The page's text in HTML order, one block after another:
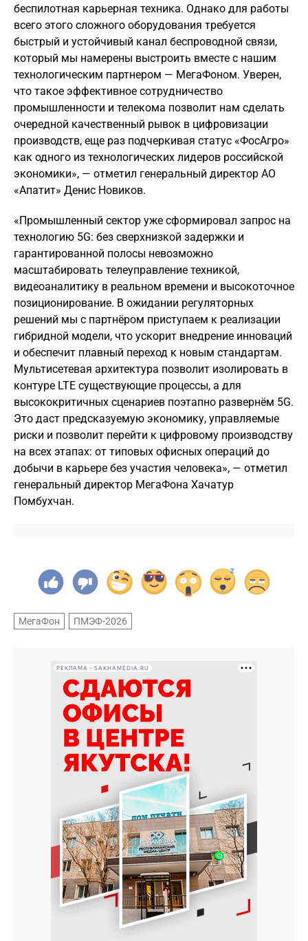
беспилотная карьерная техника. Однако для работы
всего этого сложного оборудования требуется
быстрый и устойчивый канал беспроводной связи,
который мы намерены выстроить вместе с нашим
технологическим партнером — МегаФоном. Уверен,
что такое эффективное сотрудничество
промышленности и телекома позволит нам сделать
очередной качественный рывок в цифровизации
производств, еще раз подчеркивая статус «ФосАгро»
как одного из технологических лидеров российской
экономики», — отметил генеральный директор АО
«Апатит» Денис Новиков.
«Промышленный сектор уже сформировал запрос на
технологию 5G: без сверхнизкой задержки и
гарантированной полосы невозможно
масштабировать телеуправление техникой,
видеоаналитику в реальном времени и высокоточное
позиционирование. В ожидании регуляторных
решений мы с партнёром приступаем к реализации
гибридной модели, что ускорит внедрение инноваций
и обеспечит плавный переход к новым стандартам.
Мультисетевая архитектура позволит изолировать в
контуре LTE существующие процессы, а для
высококритичных сценариев поэтапно развернём 5G.
Это даст предсказуемую экономику, управляемые
риски и позволит перейти к цифровому производству
на всех этапах: от типовых офисных операций до
добычи в карьере без участия человека», — отметил
генеральный директор МегаФона Хачатур
Помбухчан.
МегаФон ПМЭФ-2026
РЕКЛАМА • SAKHAMEDIA.RU